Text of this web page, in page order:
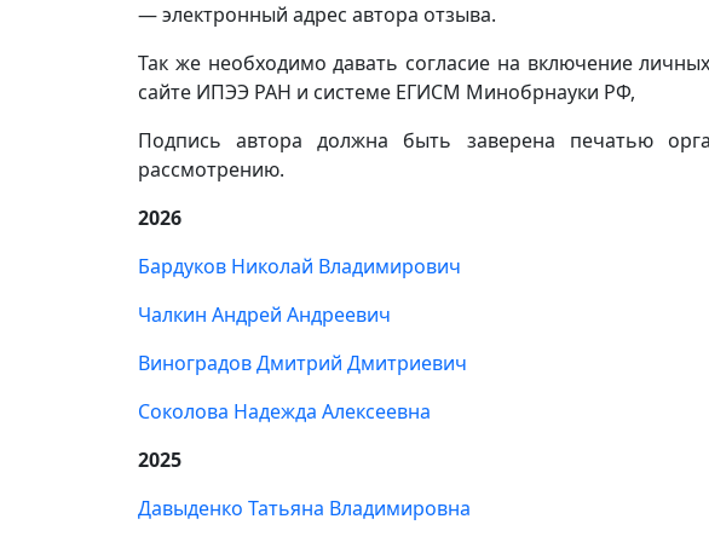
— электронный адрес автора отзыва.
Так же необходимо давать согласие на включение
сайте ИПЭЭ РАН и системе ЕГИСМ Минобрнауки РФ,
Подпись автора должна быть заверена печатью
рассмотрению.
2026
Бардуков Николай Владимирович
Чалкин Андрей Андреевич
Виноградов Дмитрий Дмитриевич
Соколова Надежда Алексеевна
2025
Давыденко Татьяна Владимировна